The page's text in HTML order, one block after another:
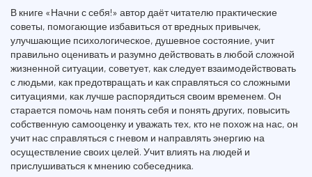
В книге «Начни с себя!» автор даёт читателю практические
советы, помогающие избавиться от вредных привычек,
улучшающие психологическое, душевное состояние, учит
правильно оценивать и разумно действовать в любой сложной
жизненной ситуации, советует, как следует взаимодействовать
с людьми, как предотвращать и как справляться со сложными
ситуациями, как лучше распорядиться своим временем. Он
старается помочь нам понять себя и понять других, повысить
собственную самооценку и уважать тех, кто не похож на нас, он
учит нас справляться с гневом и направлять энергию на
осуществление своих целей. Учит влиять на людей и
прислушиваться к мнению собеседника.